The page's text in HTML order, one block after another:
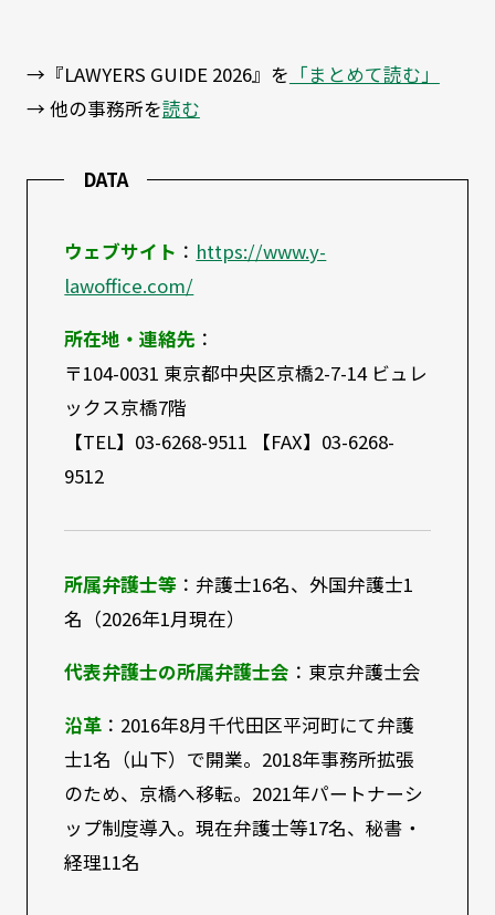
→『LAWYERS GUIDE 2026』を 「まとめて読む」
→ 他の事務所を読む
DATA
ウェブサイト ： https://www.y-
lawoffice.com/
所在地・連絡先 ：
〒104-0031 東京都中央区京橋2-7-14 ビュレ
ックス京橋7階
【TEL】03-6268-9511 【FAX】03-6268-
9512
所属弁護士等 ：弁護士16名、外国弁護士1
名（2026年1月現在）
代表弁護士の所属弁護士会 ：東京弁護士会
沿革 ：2016年8月千代田区平河町にて弁護
士1名（山下）で開業。2018年事務所拡張
のため、京橋へ移転。2021年パートナーシ
ップ制度導入。現在弁護士等17名、秘書・
経理11名